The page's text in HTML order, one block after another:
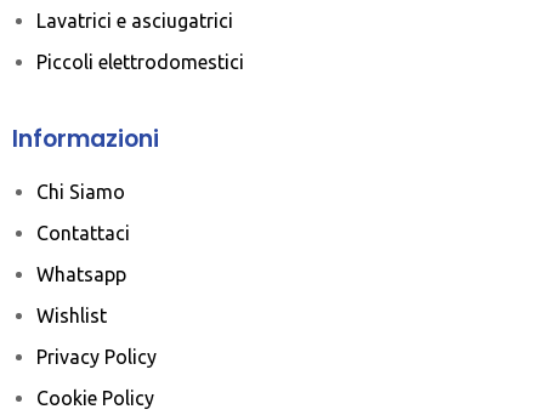
Lavatrici e asciugatrici
Piccoli elettrodomestici
Informazioni
Chi Siamo
Contattaci
Whatsapp
Wishlist
Privacy Policy
Cookie Policy